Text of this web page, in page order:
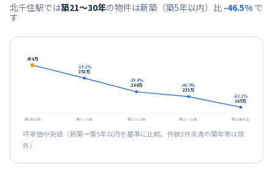
北千住駅では築21〜30年の物件は新築（築5年以内）比 -46.5% で
す
436万
築5年以内
352万
-19.2%
築6〜10年
264万
-39.4%
築11〜20年
233万
-46.5%
築21〜30年
165万
-62.1 %
築31年以上
坪単価中央値（新築＝築5年以内を基準に比較。件数3件未満の築年帯は除
外）